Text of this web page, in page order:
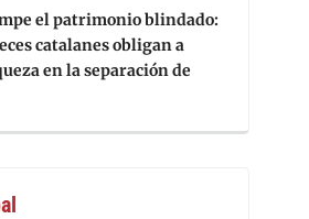
el patrimonio blindado:
catalanes obligan a
en la separación de